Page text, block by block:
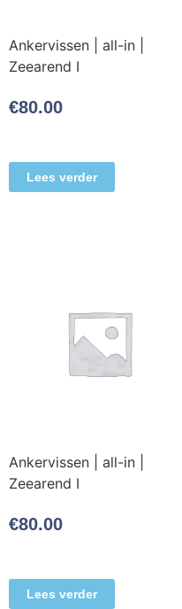
Ankervissen | all-in |
Zeearend I
€80.00
Lees verder
Ankervissen | all-in |
Zeearend I
€80.00
Lees verder